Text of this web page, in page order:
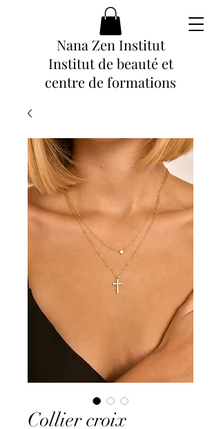
Nana Zen Institut
Institut de beauté et
centre de formations
Collier croix